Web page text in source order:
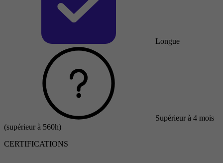
Longue
Supérieur à 4 mois
(supérieur à 560h)
CERTIFICATIONS